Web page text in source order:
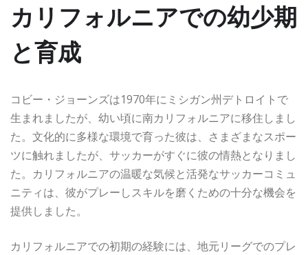
カリフォルニアでの幼少期
と育成
コビー・ジョーンズは1970年にミシガン州デトロイトで
生まれましたが、幼い頃に南カリフォルニアに移住しまし
た。文化的に多様な環境で育った彼は、さまざまなスポー
ツに触れましたが、サッカーがすぐに彼の情熱となりまし
た。カリフォルニアの温暖な気候と活発なサッカーコミュ
ニティは、彼がプレーしスキルを磨くための十分な機会を
提供しました。
カリフォルニアでの初期の経験には、地元リーグでのプレ